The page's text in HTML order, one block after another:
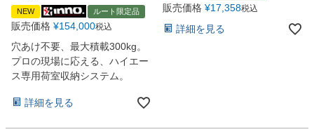
NEW ルート限定品
販売価格 ¥154,000税込
穴あけ不要、最大積載300kg。
プロの現場に応える、ハイエー
ス専用荷室収納システム。
詳細を見る
販売価格 ¥17,358税込
詳細を見る